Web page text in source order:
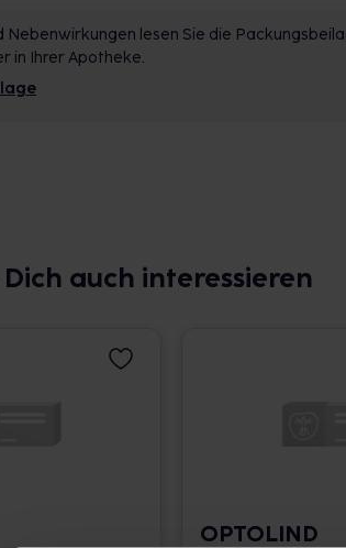
Nebenwirkungen lesen Sie die
in Ihrer Apotheke.
auch interessieren
OPTOLIND